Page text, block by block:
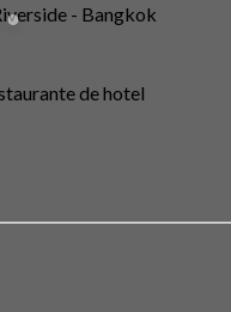
- Bangkok
de hotel